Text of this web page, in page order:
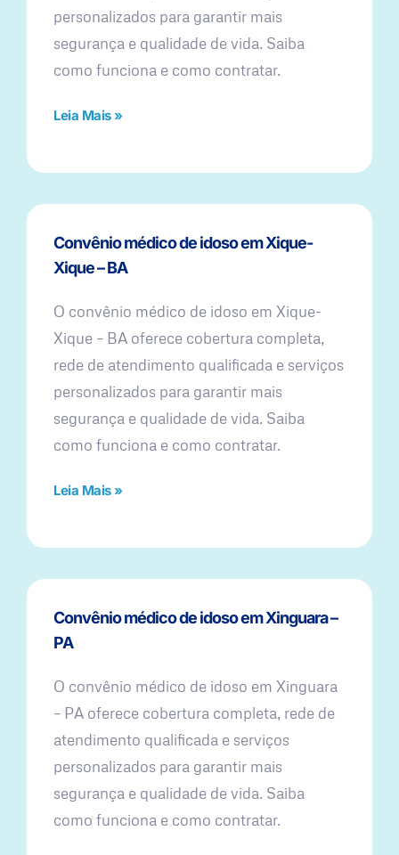
personalizados para garantir mais
segurança e qualidade de vida. Saiba
como funciona e como contratar.
Leia Mais »
Convênio médico de idoso em Xique-
Xique – BA
O convênio médico de idoso em Xique-
Xique – BA oferece cobertura completa,
rede de atendimento qualificada e serviços
personalizados para garantir mais
segurança e qualidade de vida. Saiba
como funciona e como contratar.
Leia Mais »
Convênio médico de idoso em Xinguara –
PA
O convênio médico de idoso em Xinguara
– PA oferece cobertura completa, rede de
atendimento qualificada e serviços
personalizados para garantir mais
segurança e qualidade de vida. Saiba
como funciona e como contratar.